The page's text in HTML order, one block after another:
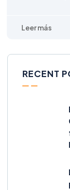
RECENT